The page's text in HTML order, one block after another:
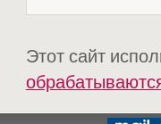
Этот сайт